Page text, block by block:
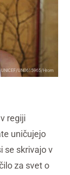
UNICEF/UN0615965/Hrom
regiji
uničujejo
se skrivajo v
za svet o